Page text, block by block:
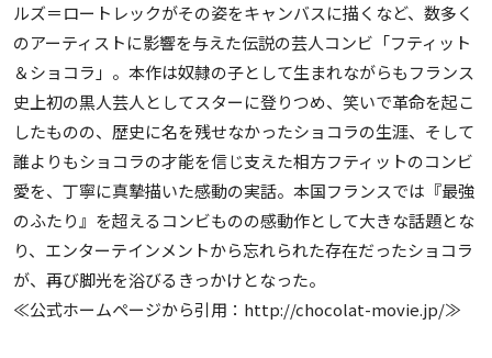
ルズ＝ロートレックがその姿をキャンバスに描くなど、数多く
のアーティストに影響を与えた伝説の芸人コンビ「フティット
＆ショコラ」。本作は奴隷の子として生まれながらもフランス
史上初の黒人芸人としてスターに登りつめ、笑いで革命を起こ
したものの、歴史に名を残せなかったショコラの生涯、そして
誰よりもショコラの才能を信じ支えた相方フティットのコンビ
愛を、丁寧に真摯描いた感動の実話。本国フランスでは『最強
のふたり』を超えるコンビものの感動作として大きな話題とな
り、エンターテインメントから忘れられた存在だったショコラ
が、再び脚光を浴びるきっかけとなった。
≪公式ホームページから引用：http://chocolat-movie.jp/≫